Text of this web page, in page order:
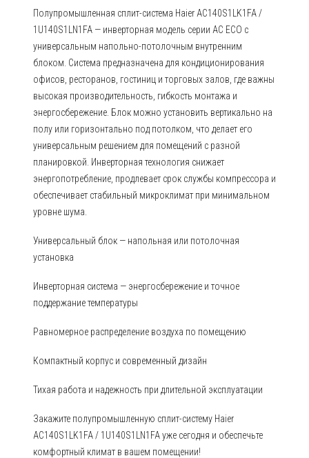
Полупромышленная сплит-система Haier AC140S1LK1FA /
1U140S1LN1FA — инверторная модель серии AC ECO с
универсальным напольно-потолочным внутренним
блоком. Система предназначена для кондиционирования
офисов, ресторанов, гостиниц и торговых залов, где важны
высокая производительность, гибкость монтажа и
энергосбережение. Блок можно установить вертикально на
полу или горизонтально под потолком, что делает его
универсальным решением для помещений с разной
планировкой. Инверторная технология снижает
энергопотребление, продлевает срок службы компрессора и
обеспечивает стабильный микроклимат при минимальном
уровне шума.
Универсальный блок — напольная или потолочная
установка
Инверторная система — энергосбережение и точное
поддержание температуры
Равномерное распределение воздуха по помещению
Компактный корпус и современный дизайн
Тихая работа и надежность при длительной эксплуатации
Закажите полупромышленную сплит-систему Haier
AC140S1LK1FA / 1U140S1LN1FA уже сегодня и обеспечьте
комфортный климат в вашем помещении!